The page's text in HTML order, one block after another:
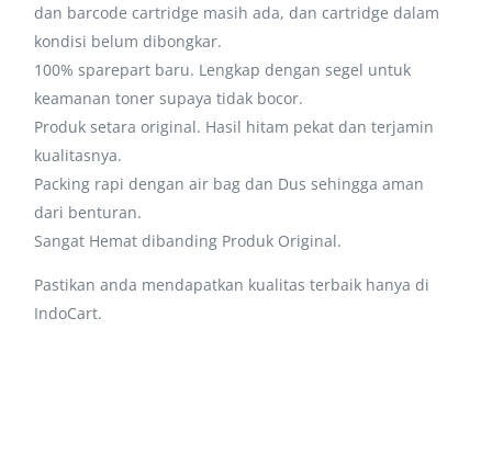
dan barcode cartridge masih ada, dan cartridge dalam
kondisi belum dibongkar.
100% sparepart baru. Lengkap dengan segel untuk
keamanan toner supaya tidak bocor.
Produk setara original. Hasil hitam pekat dan terjamin
kualitasnya.
Packing rapi dengan air bag dan Dus sehingga aman
dari benturan.
Sangat Hemat dibanding Produk Original.
Pastikan anda mendapatkan kualitas terbaik hanya di
IndoCart.